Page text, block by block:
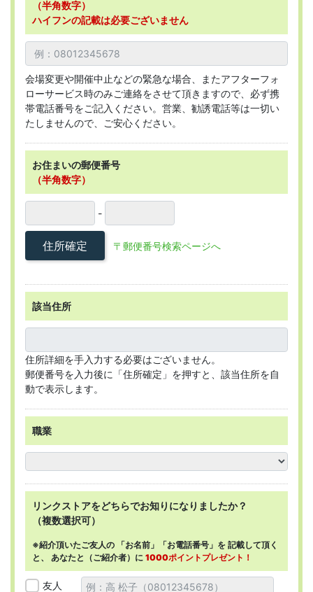
（半角数字）
ハイフンの記載は必要ございません
会場変更や開催中止などの緊急な場合、またアフターフォ
ローサービス時のみご連絡をさせて頂きますので、必ず携
帯電話番号をご記入ください。営業、勧誘電話等は一切い
たしませんので、ご安心ください。
お住まいの郵便番号
（半角数字）
-
住所確定 〒郵便番号検索ページへ
該当住所
住所詳細を手入力する必要はございません。
郵便番号を入力後に「住所確定」を押すと、該当住所を自
動で表示します。
職業
リンクストアをどちらでお知りになりましたか？
（複数選択可）
※紹介頂いたご友人の 「お名前」「お電話番号」を 記載して頂く
と、 あなたと（ご紹介者）に 1000ポイントプレゼント！
友人